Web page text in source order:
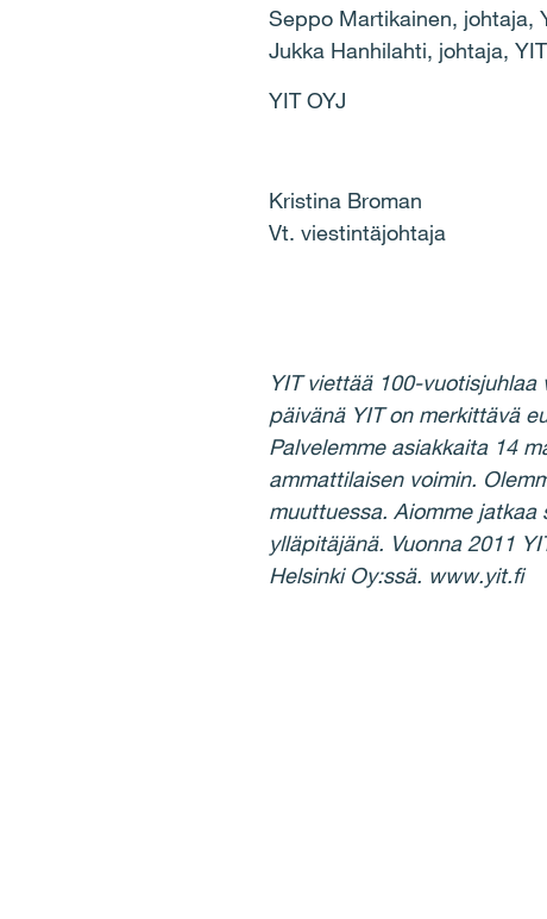
Seppo Martikainen, johtaja,
Jukka Hanhilahti, johtaja,
YIT OYJ
Kristina Broman
Vt. viestintäjohtaja
YIT viettää 100-
päivänä YIT on merkittävä
Palvelemme asiakkaita 14
ammattilaisen voimin.
muuttuessa. Aiomme jatkaa
ylläpitäjänä. Vuonna 2011
Helsinki Oy:ssä. www.yit.fi